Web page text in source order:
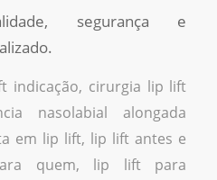
segurança e
indicação, cirurgia lip lift
nasolabial alongada
em lip lift, lip lift antes e
quem, lip lift para